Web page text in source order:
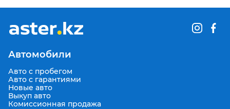
Автомобили
Авто с пробегом
Авто с гарантиями
Новые авто
Выкуп авто
Комиссионная продажа